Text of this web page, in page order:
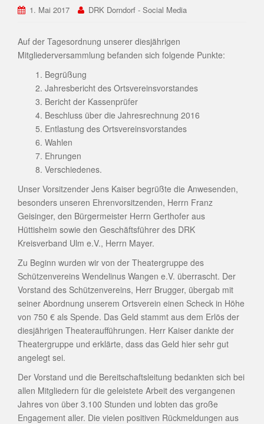
1. Mai 2017 DRK Dorndorf - Social Media
Auf der Tagesordnung unserer diesjährigen
Mitgliederversammlung befanden sich folgende Punkte:
1. Begrüßung
2. Jahresbericht des Ortsvereinsvorstandes
3. Bericht der Kassenprüfer
4. Beschluss über die Jahresrechnung 2016
5. Entlastung des Ortsvereinsvorstandes
6. Wahlen
7. Ehrungen
8. Verschiedenes.
Unser Vorsitzender Jens Kaiser begrüßte die Anwesenden,
besonders unseren Ehrenvorsitzenden, Herrn Franz
Geisinger, den Bürgermeister Herrn Gerthofer aus
Hüttisheim sowie den Geschäftsführer des DRK
Kreisverband Ulm e.V., Herrn Mayer.
Zu Beginn wurden wir von der Theatergruppe des
Schützenvereins Wendelinus Wangen e.V. überrascht. Der
Vorstand des Schützenvereins, Herr Brugger, übergab mit
seiner Abordnung unserem Ortsverein einen Scheck in Höhe
von 750 € als Spende. Das Geld stammt aus dem Erlös der
diesjährigen Theateraufführungen. Herr Kaiser dankte der
Theatergruppe und erklärte, dass das Geld hier sehr gut
angelegt sei.
Der Vorstand und die Bereitschaftsleitung bedankten sich bei
allen Mitgliedern für die geleistete Arbeit des vergangenen
Jahres von über 3.100 Stunden und lobten das große
Engagement aller. Die vielen positiven Rückmeldungen aus